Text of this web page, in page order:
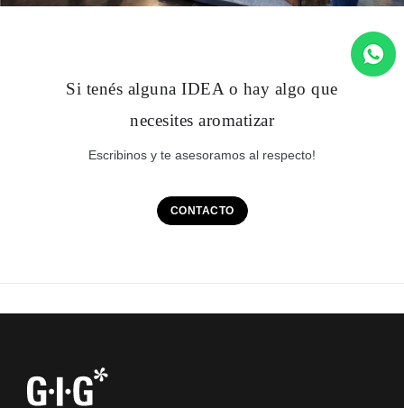
Si tenés algunaIDEA o hay algo que
necesites aromatizar
Escribinos y te asesoramos al respecto!
CONTACTO